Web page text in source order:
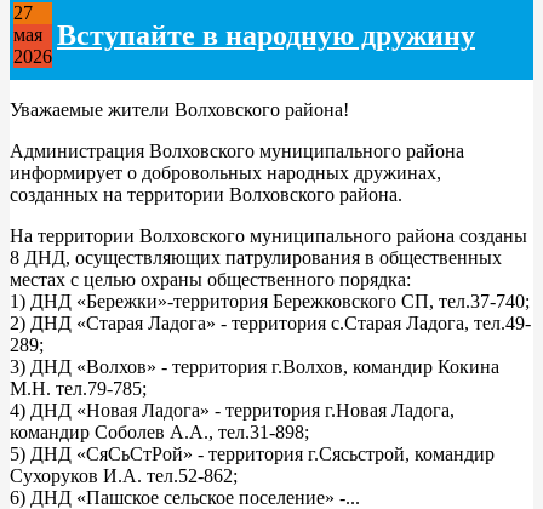
27
мая
2026
Вступайте в народную дружину
Уважаемые жители Волховского района!
Администрация Волховского муниципального района
информирует о добровольных народных дружинах,
созданных на территории Волховского района.
На территории Волховского муниципального района созданы
8 ДНД, осуществляющих патрулирования в общественных
местах с целью охраны общественного порядка:
1) ДНД «Бережки»-территория Бережковского СП, тел.37-740;
2) ДНД «Старая Ладога» - территория с.Старая Ладога, тел.49-
289;
3) ДНД «Волхов» - территория г.Волхов, командир Кокина
М.Н. тел.79-785;
4) ДНД «Новая Ладога» - территория г.Новая Ладога,
командир Соболев А.А., тел.31-898;
5) ДНД «СяСьСтРой» - территория г.Сясьстрой, командир
Сухоруков И.А. тел.52-862;
6) ДНД «Пашское сельское поселение» -...